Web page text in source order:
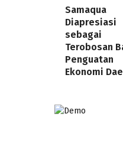
Samaqua
Diapresiasi
sebagai
Terobosan
Penguatan
Ekonomi